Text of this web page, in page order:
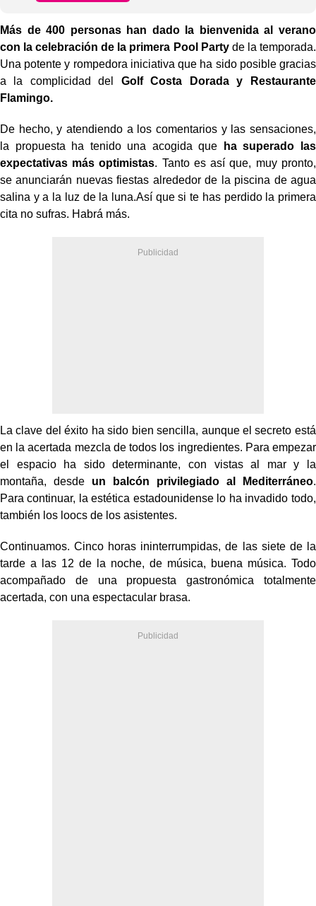
Más de 400 personas han dado la bienvenida al verano
con la celebración de la primera Pool Partyde la temporada.
Una potente y rompedora iniciativa que ha sido posible gracias
a la complicidad del Golf Costa Dorada y Restaurante
Flamingo.
De hecho, y atendiendo a los comentarios y las sensaciones,
la propuesta ha tenido una acogida que
ha superado las
expectativas más optimistas. Tanto es así que, muy pronto,
se anunciarán nuevas fiestas alrededor de la piscina de agua
salina y a la luz de la luna.Así que si te has perdido la primera
cita no sufras. Habrá más.
La clave del éxito ha sido bien sencilla, aunque el secreto está
en la acertada mezcla de todos los ingredientes. Para empezar
el espacio ha sido determinante, con vistas al mar y la
montaña, desde un balcón privilegiado al Mediterráneo.
Para continuar, la estética estadounidense lo ha invadido todo,
también los loocs de los asistentes.
Continuamos. Cinco horas ininterrumpidas, de las siete de la
tarde a las 12 de la noche, de música, buena música. Todo
acompañado de una propuesta gastronómica totalmente
acertada, con una espectacular brasa.